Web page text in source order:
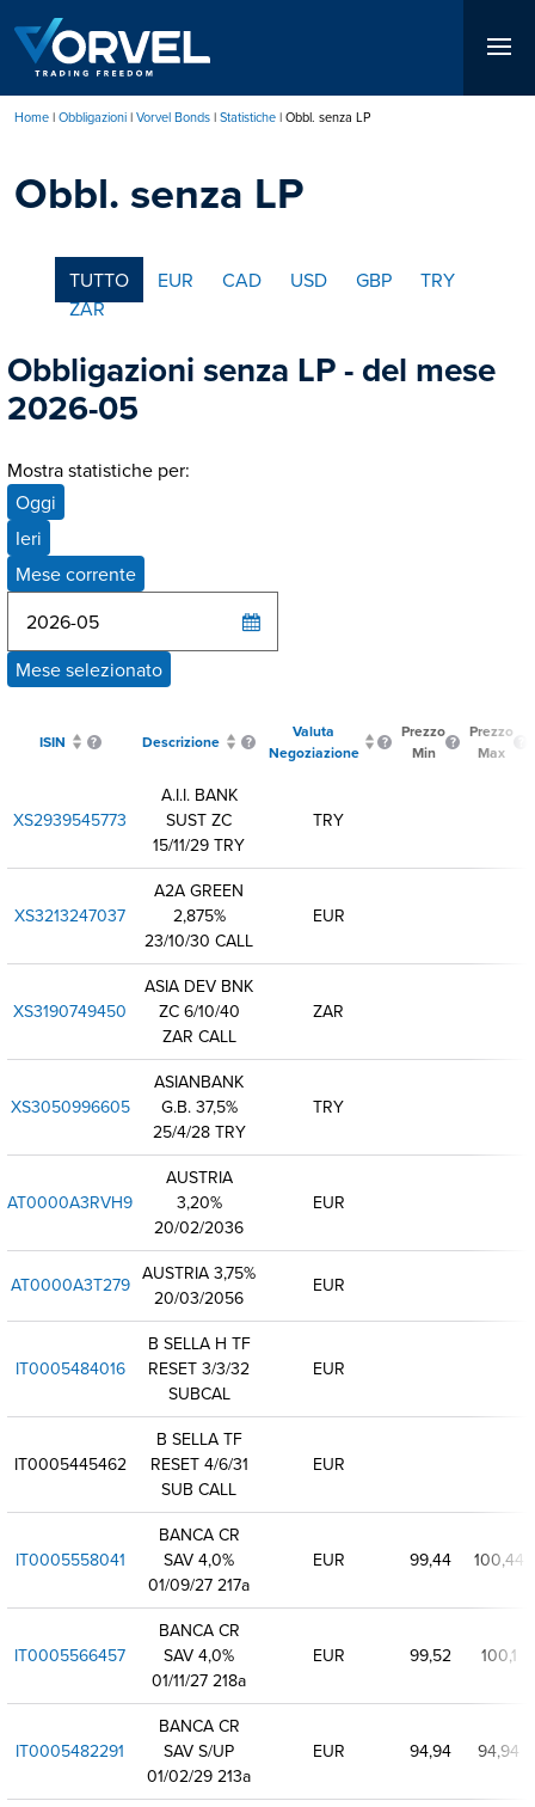
contenuto
principale
di
Home Obbligazioni Vorvel Bonds Statistiche Obbl. senza LP
Obbl. senza LP
TUTTO EUR CAD USD GBP
TRY
ZAR
Obbligazioni senza LP - del mese
2026-05
Mostra statistiche per:
Oggi
Ieri
Mese corrente
Mese selezionato
ISIN Descrizione
Valuta
Negoziazione
Prezzo
Min
Prezzo
Max
XS2939545773
A.I.I. BANK
SUST ZC
15/11/29 TRY
TRY
XS3213247037
A2A GREEN
2,875%
23/10/30 CALL
EUR
XS3190749450
ASIA DEV BNK
ZC 6/10/40
ZAR CALL
ZAR
XS3050996605
ASIANBANK
G.B. 37,5%
25/4/28 TRY
TRY
AT0000A3RVH9
AUSTRIA
3,20%
20/02/2036
EUR
AT0000A3T279 AUSTRIA 3,75%
20/03/2056
EUR
IT0005484016
B SELLA H TF
RESET 3/3/32
SUBCAL
EUR
IT0005445462
B SELLA TF
RESET 4/6/31
SUB CALL
EUR
IT0005558041
BANCA CR
SAV 4,0%
01/09/27 217a
EUR 99,44 100,44
IT0005566457
BANCA CR
SAV 4,0%
01/11/27 218a
EUR 99,52 100,1
IT0005482291
BANCA CR
SAV S/UP
01/02/29 213a
EUR 94,94 94,94